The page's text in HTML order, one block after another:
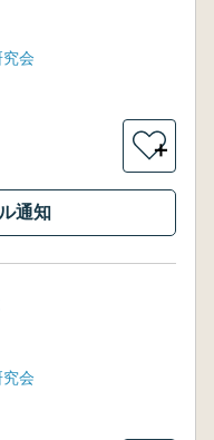
究会
＋
通知
究会